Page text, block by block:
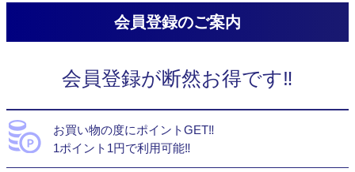
会員登録のご案内
会員登録が断然お得です‼
お買い物の度にポイントGET‼
1ポイント1円で利用可能‼